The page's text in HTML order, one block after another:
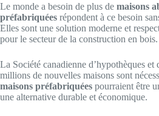
Le monde a besoin de plus de maisons
préfabriquées répondent à ce besoin
Elles sont une solution moderne et
pour le secteur de la construction en bois.
La Société canadienne d’hypothèques
millions de nouvelles maisons sont
maisons préfabriquées pourraient être
une alternative durable et économique.